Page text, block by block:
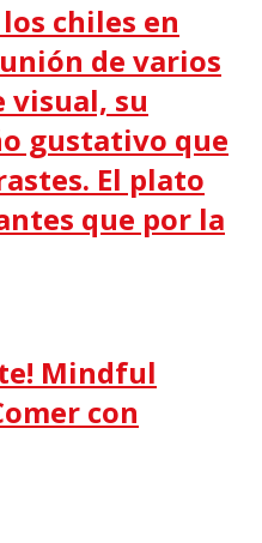
chiles en
de varios
visual, su
gustativo que
El plato
que por la
Mindful
con